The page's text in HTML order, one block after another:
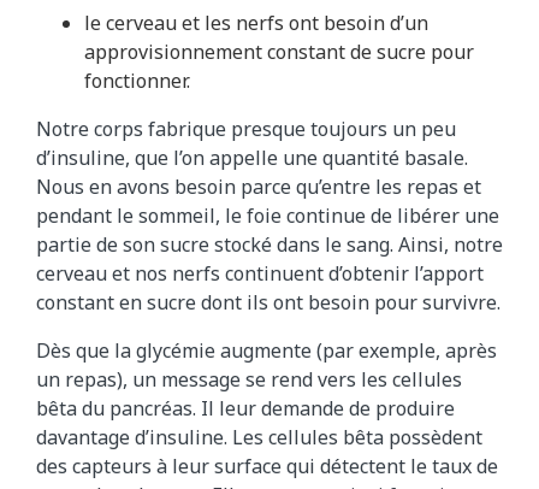
o
n
t
r
e
c
o
m
e
n
t
l
le cerveau et les nerfs ont besoin d’un
approvisionnement constant de sucre pour
fonctionner.
Notre corps fabrique presque toujours un peu
d’insuline, que l’on appelle une quantité basale.
Nous en avons besoin parce qu’entre les repas et
pendant le sommeil, le foie continue de libérer une
partie de son sucre stocké dans le sang. Ainsi, notre
cerveau et nos nerfs continuent d’obtenir l’apport
constant en sucre dont ils ont besoin pour survivre.
Dès que la glycémie augmente (par exemple, après
un repas), un message se rend vers les cellules
bêta du pancréas. Il leur demande de produire
davantage d’insuline. Les cellules bêta possèdent
des capteurs à leur surface qui détectent le taux de